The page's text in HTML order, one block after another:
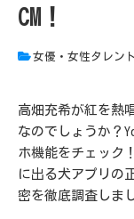
CM！
女優・女性タレント
高畑充希が紅を熱
なのでしょうか？
ホ機能をチェック
に出る犬アプリの
密を徹底調査しま